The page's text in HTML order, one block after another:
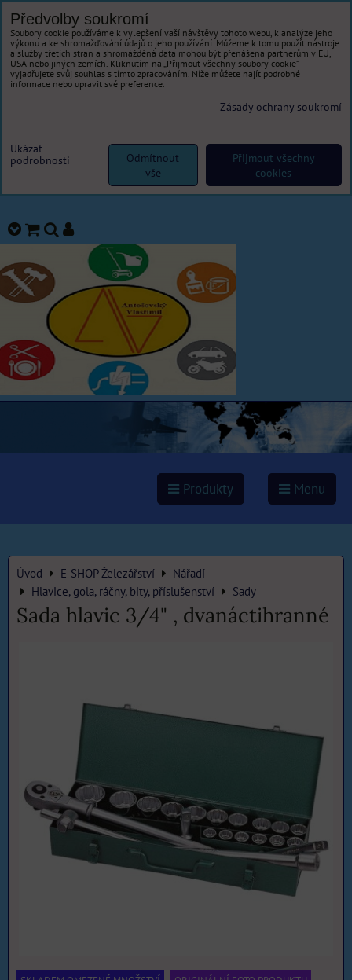
Produkty Menu
Úvod E-SHOP Železářství
Nářadí
Hlavice, gola, ráčny, bity, příslušenství
Sady
Sada hlavic 3/4" , dvanáctihranné
Předvolby soukromí
Soubory cookie používáme k vylepšení vaší návštěvy tohoto webu, k analýze jeho
výkonu a ke shromažďování údajů o jeho používání. Můžeme k tomu použít nástroje
a služby třetích stran a shromážděná data mohou být přenášena partnerům v EU,
USA nebo jiných zemích. Kliknutím na „Přijmout všechny soubory cookie“
vyjadřujete svůj souhlas s tímto zpracováním. Níže můžete najít podrobné
informace nebo upravit své preference.
Zásady ochrany soukromí
Ukázat
podrobnosti
Přijmout všechny
cookies
Odmítnout
vše